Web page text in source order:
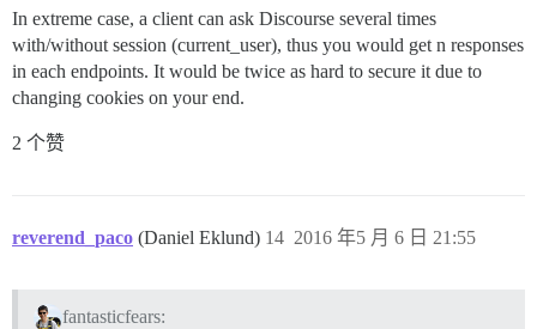
In extreme case, a client can ask Discourse several times
with/without session (current_user), thus you would get n responses
in each endpoints. It would be twice as hard to secure it due to
changing cookies on your end.
2 个赞
reverend_paco (Daniel Eklund) 2016 年5 月 6 日 21:55
14
fantasticfears: